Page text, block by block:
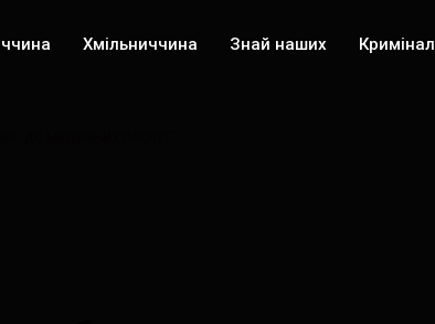
Хмільниччина Знай наших Кримінал
до медичних послуг"